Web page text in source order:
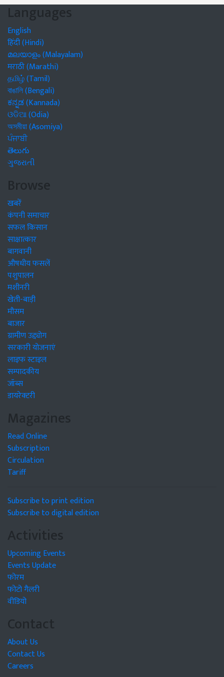
Languages
English
हिंदी (Hindi)
മലയാളം (Malayalam)
मराठी (Marathi)
தமிழ் (Tamil)
বাঙালি (Bengali)
ಕನ್ನಡ (Kannada)
ଓଡିଆ (Odia)
অসমীয়া (Asomiya)
ਪੰਜਾਬੀ
తెలుగు
ગુજરાતી
Browse
खबरें
कंपनी समाचार
सफल किसान
साक्षात्कार
बागवानी
औषधीय फसलें
पशुपालन
मशीनरी
खेती-बाड़ी
मौसम
बाजार
ग्रामीण उद्द्योग
सरकारी योजनाएं
लाइफ स्टाइल
सम्पादकीय
जॉब्स
डायरेक्टरी
Magazines
Read Online
Subscription
Circulation
Tariff
Subscribe to print edition
Subscribe to digital edition
Activities
Upcoming Events
Events Update
फोरम
फोटो गैलरी
वीडियो
Contact
About Us
Contact Us
Careers